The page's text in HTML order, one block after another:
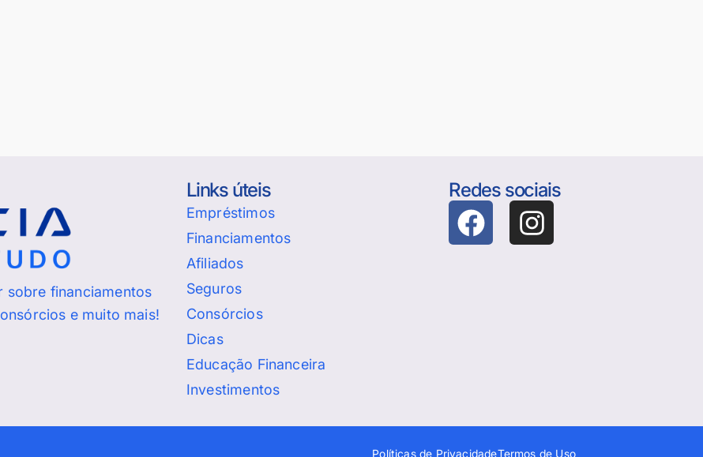
sobre financiamentos
e muito mais!
Links úteis
Empréstimos
Financiamentos
Afiliados
Seguros
Consórcios
Dicas
Educação Financeira
Investimentos
Redes sociais
Políticas de PrivacidadeTermos de Uso